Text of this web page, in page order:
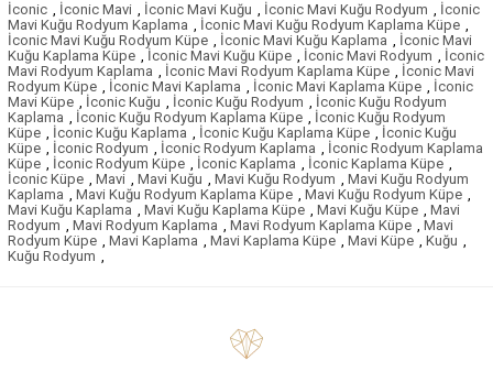
İconic , İconic Mavi , İconic Mavi Kuğu , İconic Mavi Kuğu Rodyum , İconic
Mavi Kuğu Rodyum Kaplama , İconic Mavi Kuğu Rodyum Kaplama Küpe ,
İconic Mavi Kuğu Rodyum Küpe , İconic Mavi Kuğu Kaplama , İconic Mavi
Kuğu Kaplama Küpe , İconic Mavi Kuğu Küpe , İconic Mavi Rodyum , İconic
Mavi Rodyum Kaplama , İconic Mavi Rodyum Kaplama Küpe , İconic Mavi
Rodyum Küpe , İconic Mavi Kaplama , İconic Mavi Kaplama Küpe , İconic
Mavi Küpe , İconic Kuğu , İconic Kuğu Rodyum , İconic Kuğu Rodyum
Kaplama , İconic Kuğu Rodyum Kaplama Küpe , İconic Kuğu Rodyum
Küpe , İconic Kuğu Kaplama , İconic Kuğu Kaplama Küpe , İconic Kuğu
Küpe , İconic Rodyum , İconic Rodyum Kaplama , İconic Rodyum Kaplama
Küpe , İconic Rodyum Küpe , İconic Kaplama , İconic Kaplama Küpe ,
İconic Küpe , Mavi , Mavi Kuğu , Mavi Kuğu Rodyum , Mavi Kuğu Rodyum
Kaplama , Mavi Kuğu Rodyum Kaplama Küpe , Mavi Kuğu Rodyum Küpe ,
Mavi Kuğu Kaplama , Mavi Kuğu Kaplama Küpe , Mavi Kuğu Küpe , Mavi
Rodyum , Mavi Rodyum Kaplama , Mavi Rodyum Kaplama Küpe , Mavi
Rodyum Küpe , Mavi Kaplama , Mavi Kaplama Küpe , Mavi Küpe , Kuğu ,
Kuğu Rodyum ,